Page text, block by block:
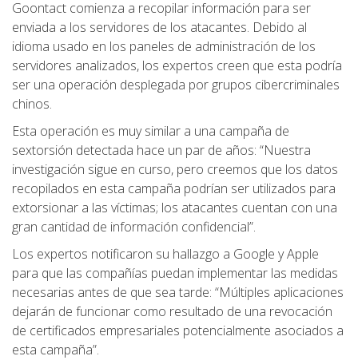
Goontact comienza a recopilar información para ser
enviada a los servidores de los atacantes. Debido al
idioma usado en los paneles de administración de los
servidores analizados, los expertos creen que esta podría
ser una operación desplegada por grupos cibercriminales
chinos.
Esta operación es muy similar a una campaña de
sextorsión detectada hace un par de años: “Nuestra
investigación sigue en curso, pero creemos que los datos
recopilados en esta campaña podrían ser utilizados para
extorsionar a las víctimas; los atacantes cuentan con una
gran cantidad de información confidencial”.
Los expertos notificaron su hallazgo a Google y Apple
para que las compañías puedan implementar las medidas
necesarias antes de que sea tarde: “Múltiples aplicaciones
dejarán de funcionar como resultado de una revocación
de certificados empresariales potencialmente asociados a
esta campaña”.